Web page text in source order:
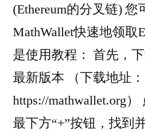
(Ethereum的分叉链) 您
MathWallet快速地领取
是使用教程： 首先，
最新版本 （下载地址：
https://mathwallet.org
最下方“+”按钮，找到